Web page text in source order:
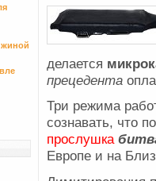
жиной
делается
прецедента
Три режима
сознавать, что
прослушка
Европе и на